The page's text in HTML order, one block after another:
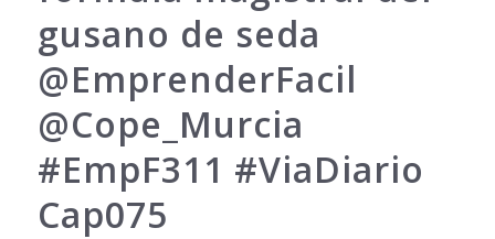
gusano de seda
@EmprenderFacil
@Cope_Murcia
#EmpF311 #ViaDiario
Cap075